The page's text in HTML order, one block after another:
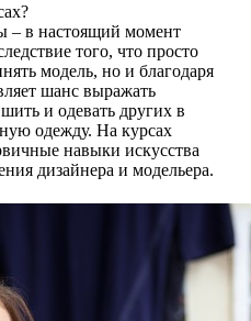
– в настоящий момент
того, что просто
модель, но и благодаря
шанс выражать
и одевать других в
одежду. На курсах
навыки искусства
дизайнера и модельера.